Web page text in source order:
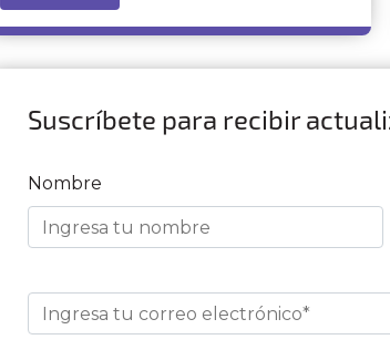
Suscríbete para recibir
Nombre